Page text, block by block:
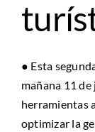
● Esta
mañana 11
herramientas
optimizar la